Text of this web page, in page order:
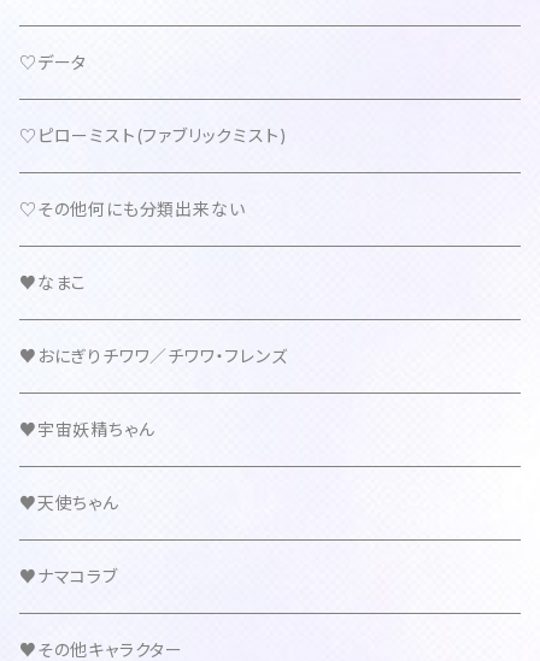
♡データ
♡ピローミスト(ファブリックミスト)
♡その他何にも分類出来ない
♥なまこ
♥おにぎりチワワ／チワワ・フレンズ
♥宇宙妖精ちゃん
♥天使ちゃん
♥ナマコラブ
♥その他キャラクター